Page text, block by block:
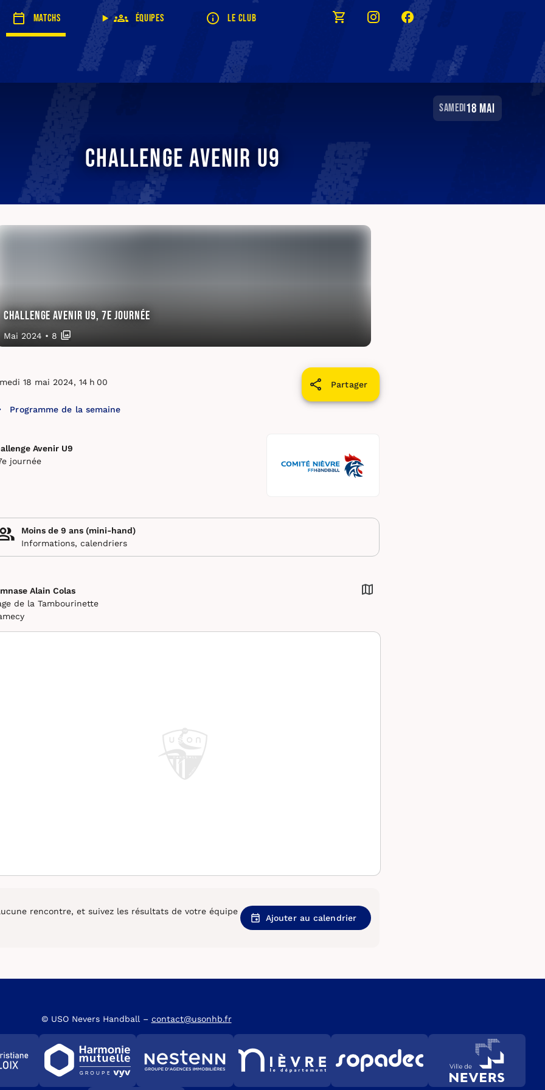
Matchs Équipes Le club
samedi 18 mai
Challenge Avenir U9
Challenge Avenir U9, 7e journée
Mai 2024 • 8
Partager
18 mai 2024, 14 h 00
Programme de la semaine
Avenir U9
journée
Moins de 9 ans (mini-hand)
Informations, calendriers
Alain Colas
de la Tambourinette
rencontre, et suivez les résultats de votre équipe
Ajouter au calendrier
© USO Nevers Handball – contact@usonhb.fr